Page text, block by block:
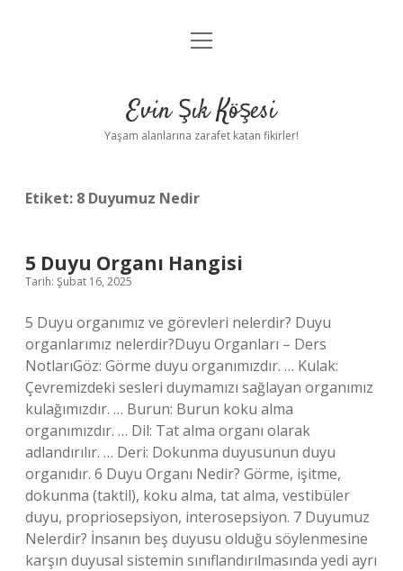
Anasayfa
Yasal Uyarı
menüyü
Evin Şık Köşesi
Yaşam alanlarına zarafet katan fikirler!
Etiket: 8 Duyumuz Nedir
5 Duyu Organı Hangisi
Tarih: Şubat 16, 2025
5 Duyu organımız ve görevleri nelerdir? Duyu
organlarımız nelerdir?Duyu Organları – Ders
NotlarıGöz: Görme duyu organımızdır. … Kulak:
Çevremizdeki sesleri duymamızı sağlayan organımız
kulağımızdır. … Burun: Burun koku alma
organımızdır. … Dil: Tat alma organı olarak
adlandırılır. … Deri: Dokunma duyusunun duyu
organıdır. 6 Duyu Organı Nedir? Görme, işitme,
dokunma (taktil), koku alma, tat alma, vestibüler
duyu, propriosepsiyon, interosepsiyon. 7 Duyumuz
Nelerdir? İnsanın beş duyusu olduğu söylenmesine
karşın duyusal sistemin sınıflandırılmasında yedi ayrı